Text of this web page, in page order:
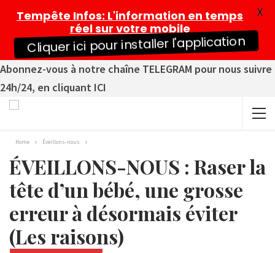
Abonnez-vous à notre chaîne TELEGRAM pour nous suivre
24h/24, en cliquant ICI
Home Éveillons-nous
ÉVEILLONS-NOUS : Raser la
tête d’un bébé, une grosse
erreur à désormais éviter
(Les raisons)
Tempête Infos: L'information en temps
réel sur votre mobile
Cliquer ici pour installer l'application
X